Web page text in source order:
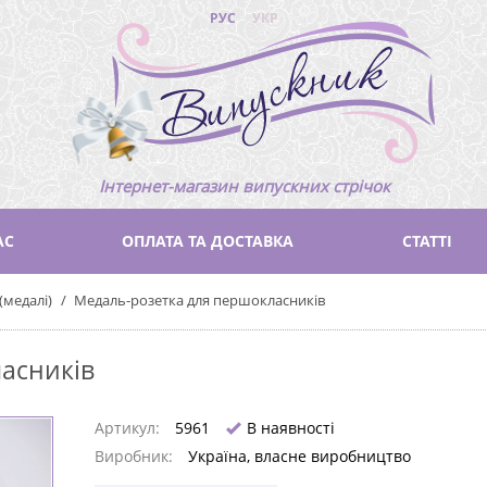
РУС УКР
Інтернет-магазин випускних стрічок
ОПЛАТА ТА ДОСТАВКА СТАТТІ
Медаль-розетка для першокласників
Артикул: 5961
В наявності
Виробник:
Україна, власне виробництво